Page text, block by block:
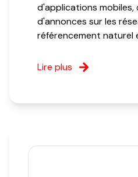
d'applications mobiles,
d'annonces sur les
référencement naturel
Lire plus